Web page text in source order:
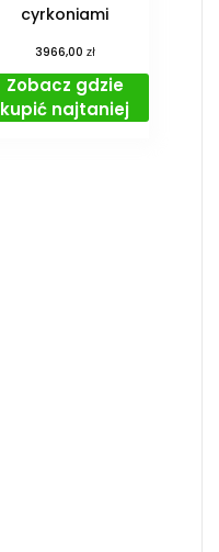
cyrkoniami
3966,00 zł
Zobacz gdzie
kupić najtaniej